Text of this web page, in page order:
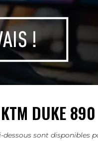
DUKE
dessous sont disponibles